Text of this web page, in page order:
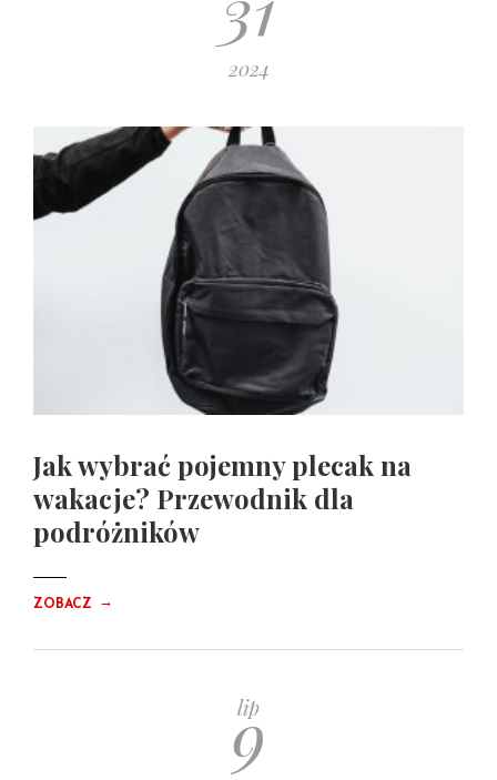
2024
Jak wybrać pojemny plecak na
wakacje? Przewodnik dla
podróżników
ZOBACZ →
lip
9